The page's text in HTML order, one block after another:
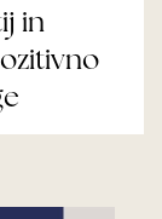
in